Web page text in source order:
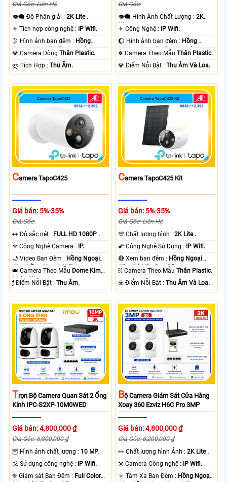
Giá Gốc: Liên Hệ
👁️‍🗨 Độ Phân giải :2K Lite .
⚜️ Tích hợp công nghệ :
IP Wifi.
🌛 Hình ảnh ban đêm : Hồng
Ngoại 10m Có Màu Ban Ðêm.
💎 Camera DòngThân Plastic.
️ლ Tích Hợp :Thu Âm.
Giá Gốc:
👁️‍🗨 Hình Ành Chất Lượng :2K
Lite .
⚜️ Công Nghệ :
IP Wifi.
🌔 Hình ảnh ban đêm : Hồng
Ngoại 10m Có Màu Ban Ðêm.
❄ Camera Theo MẫuThân Plastic.
️💎 Điểm Nỗi Bật :Thu Âm Và Loa.
CAmera TapoC425
Giá bán: 5%-35%
Giá Gốc:
️👀 Độ sắc nét : FULL HD 1080P .
⚜️ Công Nghệ Camera :
IP.
🌙 Video Ban Đêm : Hồng Ngoại
10m Hồng Ngoại SMD.
👑 Camera Theo Mẫu Dome Kim
loại + Nhựa.
️ƒ Điểm Nỗi Bật :Thu Âm.
CAmera TapoC425 Kit
Giá bán: 5%-35%
Giá Gốc: Liên Hệ
💯 Chất lượng hình :2K Lite .
🌠 Công Nghệ Sử Dụng :
IP Wifi.
🔴 Xem ban đêm : Hồng Ngoại
15m Có Màu Ban Ðêm.
⛓ Camera Theo MẫuThân Plastic.
️☣️ Điểm Nỗi Bật :Thu Âm Và Loa.
TRọn Bộ Camera Quan Sát 2 Ống
Kính IPC-S2XP-10M0WED
Giá bán: 4,800,000 ₫
Giá Gốc: 6,800,000 ₫
🦉 Hình ảnh chất lượng : 10 MP.
🕉️ Sử dụng công nghệ : IP Wifi.
❈ Giám sát Ban Đêm : Full Color
BỘ Camera Giám Sát Cửa Hàng
Xoay 360 Ezviz H6C Pro 3MP
Giá bán: 4,800,000 ₫
Giá Gốc: 6,200,000 ₫
️👀 Chất lượng hình Ảnh :2K Lite .
⚒ Camera Công nghệ : IP Wifi.
🔅 Tầm Xa Ban Đêm : Hồng Ngoại